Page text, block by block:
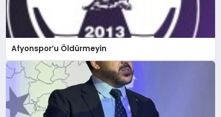
Afyonspor’u Öldürmeyin